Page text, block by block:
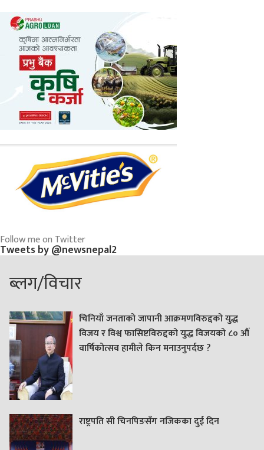
Follow me on Twitter
Tweets by @newsnepal2
ब्लग/विचार
चिनियाँ जनताको जापानी आक्रमणविरुद्दको युद्ध
विजय र विश्व फासिष्टविरुद्दको युद्ध विजयको ८० औं
वार्षिकोत्सव हामीले किन मनाउनुपर्दछ ?
राष्ट्रपति सी चिनपिङसँग नजिकका दुई दिन